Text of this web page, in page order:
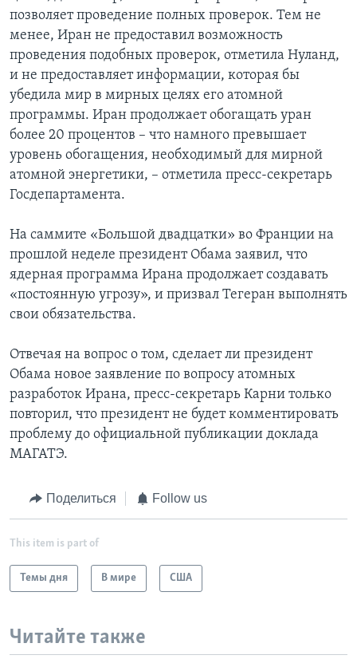
позволяет проведение полных проверок. Тем не
менее, Иран не предоставил возможность
проведения подобных проверок, отметила Нуланд,
и не предоставляет информации, которая бы
убедила мир в мирных целях его атомной
программы. Иран продолжает обогащать уран
более 20 процентов – что намного превышает
уровень обогащения, необходимый для мирной
атомной энергетики, – отметила пресс-секретарь
Госдепартамента.
На саммите «Большой двадцатки» во Франции на
прошлой неделе президент Обама заявил, что
ядерная программа Ирана продолжает создавать
«постоянную угрозу», и призвал Тегеран выполнять
свои обязательства.
Отвечая на вопрос о том, сделает ли президент
Обама новое заявление по вопросу атомных
разработок Ирана, пресс-секретарь Карни только
повторил, что президент не будет комментировать
проблему до официальной публикации доклада
МАГАТЭ.
Поделиться Follow us
This item is part of
Темы дня В мире США
Читайте также